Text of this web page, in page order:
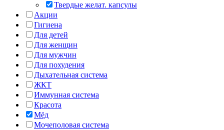
Твердые желат. капсулы
Акции
Гигиена
Для детей
Для женщин
Для мужчин
Для похудения
Дыхательная система
ЖКТ
Иммунная система
Красота
Мёд
Мочеполовая система